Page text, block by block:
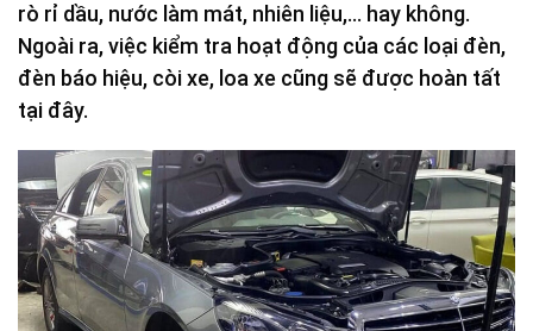
rò rỉ dầu, nước làm mát, nhiên liệu,… hay không.
Ngoài ra, việc kiểm tra hoạt động của các loại đèn,
đèn báo hiệu, còi xe, loa xe cũng sẽ được hoàn tất
tại đây.